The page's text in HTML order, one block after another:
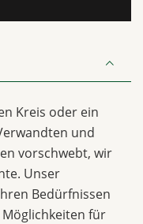
Kreis oder ein
und
vorschwebt, wir
Unser
Bedürfnissen
für